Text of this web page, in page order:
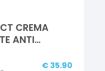
CREMA
ANTI
€ 35.90